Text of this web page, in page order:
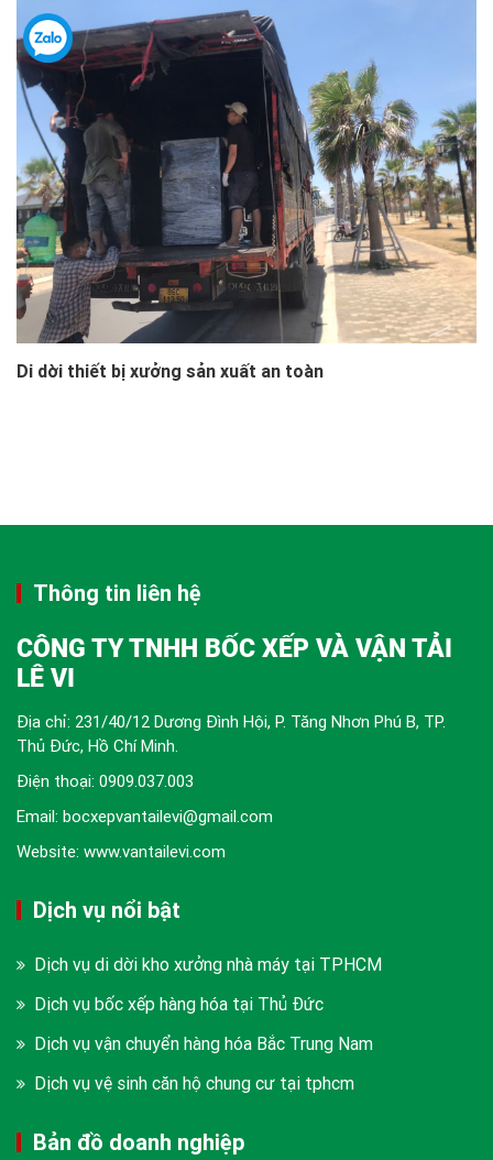
Di dời thiết bị xưởng sản xuất an toàn
Thông tin liên hệ
CÔNG TY TNHH BỐC XẾP VÀ VẬN TẢI
LÊ VI
Địa chỉ: 231/40/12 Dương Đình Hội, P. Tăng Nhơn Phú B, TP.
Thủ Đức, Hồ Chí Minh.
Điện thoại: 0909.037.003
Email: bocxepvantailevi@gmail.com
Website: www.vantailevi.com
Dịch vụ nổi bật
Dịch vụ di dời kho xưởng nhà máy tại TPHCM
Dịch vụ bốc xếp hàng hóa tại Thủ Đức
Dịch vụ vận chuyển hàng hóa Bắc Trung Nam
Dịch vụ vệ sinh căn hộ chung cư tại tphcm
Bản đồ doanh nghiệp